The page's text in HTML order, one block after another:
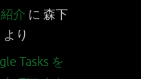
介 に 森下
より
Tasks を